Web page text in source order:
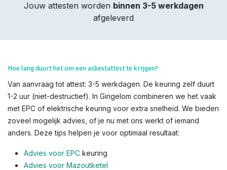
Jouw attesten worden binnen 3-5 werkdagen
afgeleverd
Hoe lang duurt het om een asbestattest te krijgen?
Van aanvraag tot attest: 3-5 werkdagen. De keuring zelf duurt
1-2 uur (niet-destructief). In Gingelom combineren we het vaak
met EPC of elektrische keuring voor extra snelheid. We bieden
zoveel mogelijk advies, of je nu met ons werkt of iemand
anders. Deze tips helpen je voor optimaal resultaat:
Advies voor EPC keuring
Advies voor Mazoutketel